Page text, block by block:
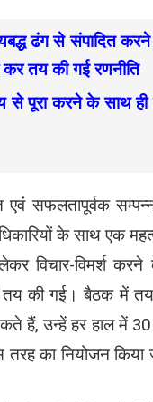
ढंग से संपादित
कर तय की गई रणनीति
से पूरा करने के साथ
एवं सफलतापूर्वक
के साथ एक
लेकर विचार-विमर्श
की गई। बैठक में तय
हैं, उन्हें हर हाल में
का नियोजन